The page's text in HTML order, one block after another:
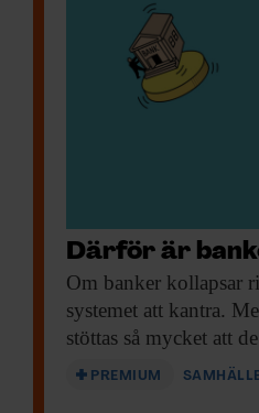
Forskning & Framsteg
ekonomiprofessor
Nobelkommittén, hur
forskning kan
och förstå
Därför är
Om banker kollapsar
systemet att kantra.
stöttas så mycket att
PREMIUM